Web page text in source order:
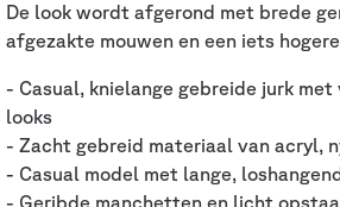
De look wordt afgerond met brede
afgezakte mouwen en een iets
- Casual, knielange gebreide jurk
looks
- Zacht gebreid materiaal van acryl,
- Casual model met lange,